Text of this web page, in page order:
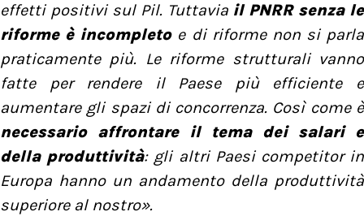
effetti positivi sul Pil. Tuttavia il PNRR senza le
riforme è incompletoe di riforme non si parla
praticamente più. Le riforme strutturali vanno
fatte per rendere il Paese più efficiente e
aumentare gli spazi di concorrenza. Così come è
necessario affrontare il tema dei salari e
della produttività: gli altri Paesi competitor in
Europa hanno un andamento della produttività
superiore al nostro».